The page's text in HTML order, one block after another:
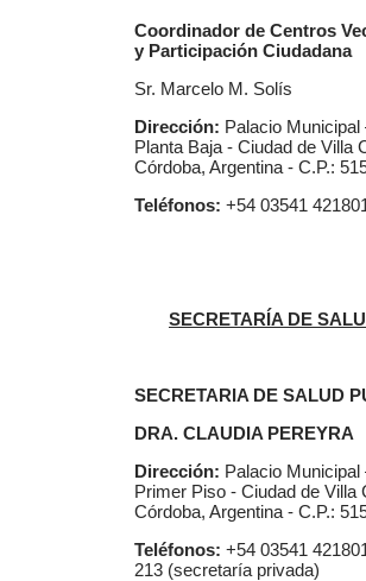
Coordinador de Centros
y Participación Ciudadana
Sr. Marcelo M. Solís
Dirección: Palacio Municipal
Planta Baja - Ciudad de Villa
Córdoba, Argentina - C.P.:
Teléfonos:+54 03541
SECRETARÍA DE
SECRETARIA DE SALUD
DRA. CLAUDIA PEREYRA
Dirección: Palacio Municipal
Primer Piso - Ciudad de Villa
Córdoba, Argentina - C.P.:
Teléfonos:+54 03541
213 (secretaría privada)